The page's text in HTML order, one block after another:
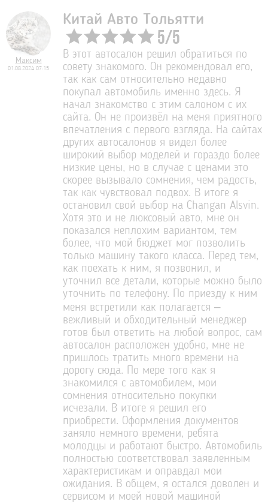
Максим
01.08.2024 07:15
Китай Авто Тольятти
5/5
В этот автосалон решил обратиться по
совету знакомого. Он рекомендовал его,
так как сам относительно недавно
покупал автомобиль именно здесь. Я
начал знакомство с этим салоном с их
сайта. Он не произвёл на меня приятного
впечатления с первого взгляда. На сайтах
других автосалонов я видел более
широкий выбор моделей и гораздо более
низкие цены, но в случае с ценами это
скорее вызывало сомнения, чем радость,
так как чувствовал подвох. В итоге я
остановил свой выбор на Changan Alsvin.
Хотя это и не люксовый авто, мне он
показался неплохим вариантом, тем
более, что мой бюджет мог позволить
только машину такого класса. Перед тем,
как поехать к ним, я позвонил, и
уточнил все детали, которые можно было
уточнить по телефону. По приезду к ним
меня встретили как полагается –
вежливый и обходительный менеджер
готов был ответить на любой вопрос, сам
автосалон расположен удобно, мне не
пришлось тратить много времени на
дорогу сюда. По мере того как я
знакомился с автомобилем, мои
сомнения относительно покупки
исчезали. В итоге я решил его
приобрести. Оформления документов
заняло немного времени, ребята
молодцы и работают быстро. Автомобиль
полностью соответствовал заявленным
характеристикам и оправдал мои
ожидания. В общем, я остался доволен и
сервисом и моей новой машиной